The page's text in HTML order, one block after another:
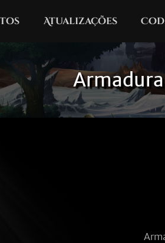
Atualizações